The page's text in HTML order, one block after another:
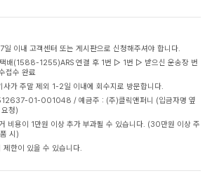
이내 고객센터 또는 게시판으로 신청해주셔야 합니다.
배(1588-1255)ARS 연결 후 1번 ▷ 1번 ▷ 받으신 운송장 번
접수 완료
가 주말 제외 1-2일 이내에 회수지로 방문합니다.
01-001048 / 예금주 : (주)클릭앤퍼니 (입금자명 옆
청)
비용이 1만원 이상 추가 부과될 수 있습니다. (30만원 이상 주
시)
한이 있을 수 있습니다.